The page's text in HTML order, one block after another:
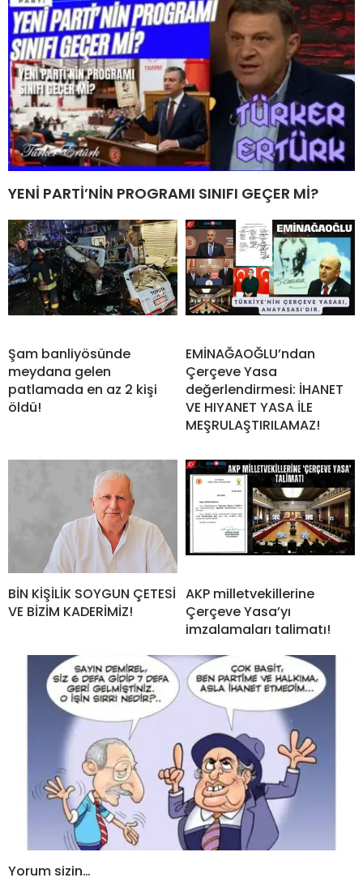
YENİ PARTİ’NİN PROGRAMI SINIFI GEÇER Mİ?
Şam banliyösünde
meydana gelen
patlamada en az 2 kişi
öldü!
EMİNAĞAOĞLU’ndan
Çerçeve Yasa
değerlendirmesi: İHANET
VE HIYANET YASA İLE
MEŞRULAŞTIRILAMAZ!
BİN KİŞİLİK SOYGUN ÇETESİ
VE BİZİM KADERİMİZ!
AKP milletvekillerine
Çerçeve Yasa’yı
imzalamaları talimatı!
Yorum sizin…